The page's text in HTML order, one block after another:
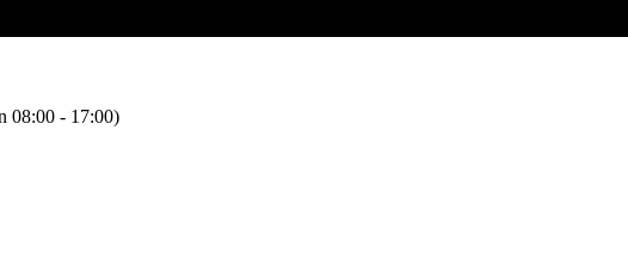
08:00 - 17:00)